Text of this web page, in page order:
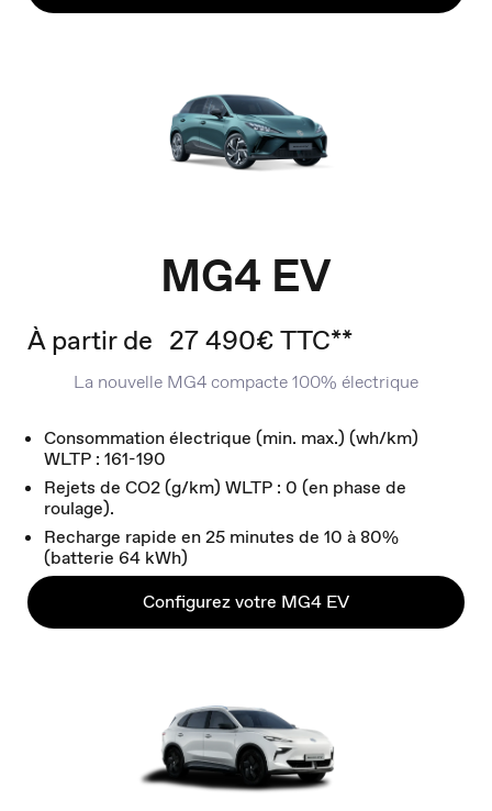
MG4 EV
À partir de 27 490€ TTC**
La nouvelle MG4 compacte 100% électrique
Consommation électrique (min. max.) (wh/km)
WLTP : 161-190
Rejets de CO2 (g/km) WLTP : 0 (en phase de
roulage).
Recharge rapide en 25 minutes de 10 à 80%
(batterie 64 kWh)
Configurez votre MG4 EV